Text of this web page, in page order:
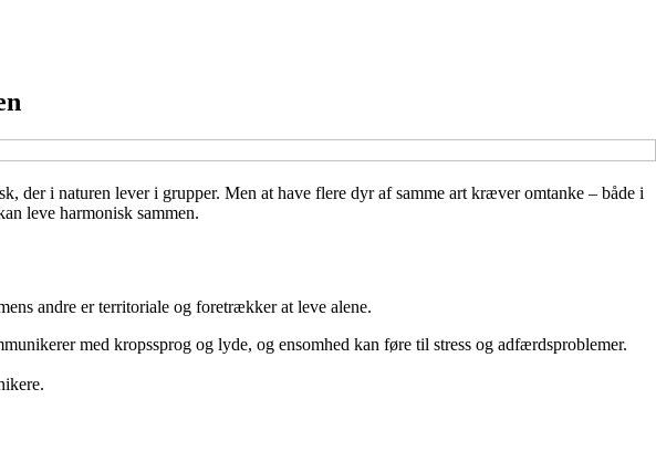
i naturen lever i grupper. Men at have flere dyr af samme art kræver omtanke – både i
leve harmonisk sammen.
andre er territoriale og foretrækker at leve alene.
med kropssprog og lyde, og ensomhed kan føre til stress og adfærdsproblemer.